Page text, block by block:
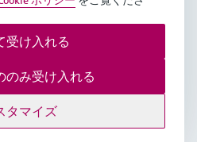
Group Services AG
等
タマイズ
のみ受け入れる
受け入れる